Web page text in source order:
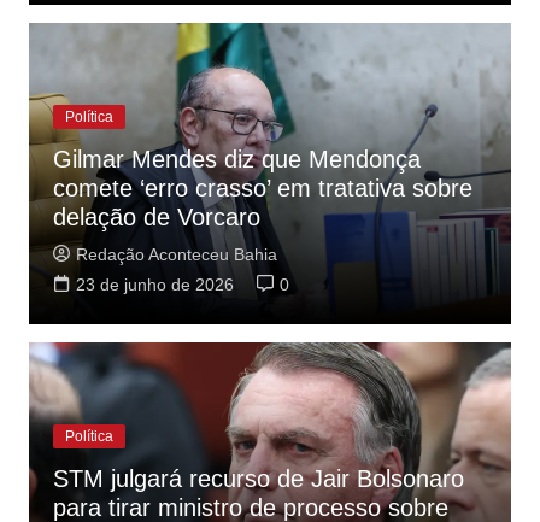
Política
Gilmar Mendes diz que Mendonça
comete ‘erro crasso’ em tratativa sobre
delação de Vorcaro
Redação Aconteceu Bahia
23 de junho de 2026
0
Política
STM julgará recurso de Jair Bolsonaro
para tirar ministro de processo sobre